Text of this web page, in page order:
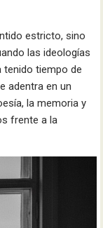
estricto, sino
las ideologías
tenido tiempo de
adentra en un
la memoria y
frente a la